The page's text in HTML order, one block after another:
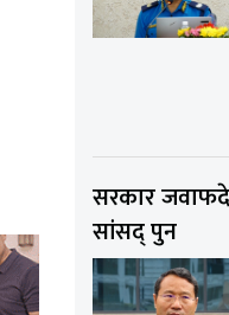
सरकार
सांसद् पुन